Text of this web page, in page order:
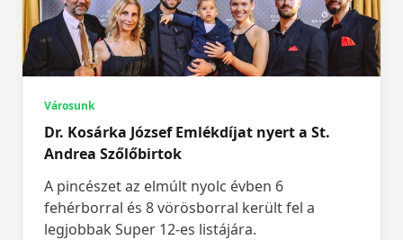
Városunk
Dr. Kosárka József Emlékdíjat nyert a St.
Andrea Szőlőbirtok
A pincészet az elmúlt nyolc évben 6
fehérborral és 8 vörösborral került fel a
legjobbak Super 12-es listájára.